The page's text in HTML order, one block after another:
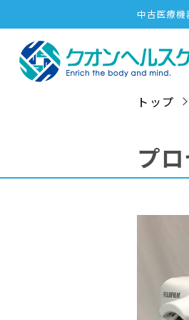
中古医療
トップ
プ